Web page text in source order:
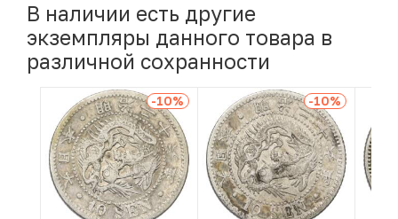
В наличии есть другие
экземпляры данного товара в
различной сохранности
-10% -10%